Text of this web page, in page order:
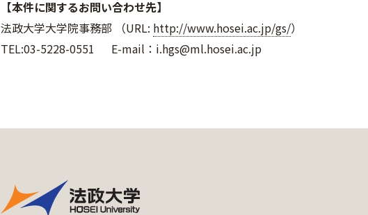
【本件に関するお問い合わせ先】
法政大学大学院事務部 （URL: http://www.hosei.ac.jp/gs/）
TEL:03-5228-0551 E-mail：i.hgs@ml.hosei.ac.jp